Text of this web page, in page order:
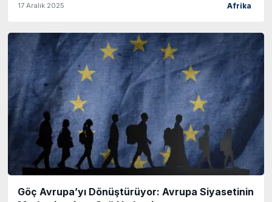
17 Aralık 2025 Afrika
Göç Avrupa’yı Dönüştürüyor: Avrupa Siyasetinin